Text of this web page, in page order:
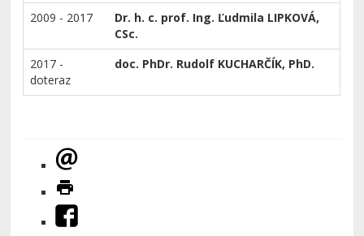
2009 - 2017
Dr. h. c. prof. Ing. Ľudmila LIPKOVÁ,
CSc.
2017 -
doteraz
doc. PhDr. Rudolf KUCHARČÍK, PhD.